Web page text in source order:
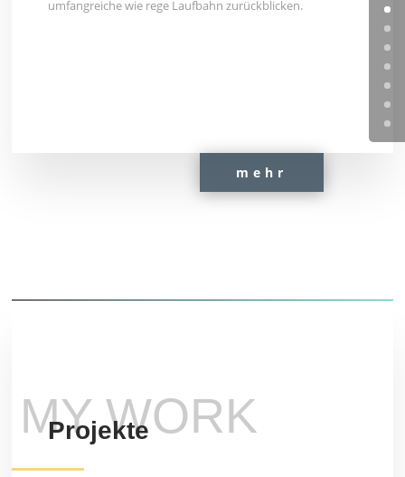
umfangreiche wie rege Laufbahn zurückblicken.
mehr
MY WORK
Projekte